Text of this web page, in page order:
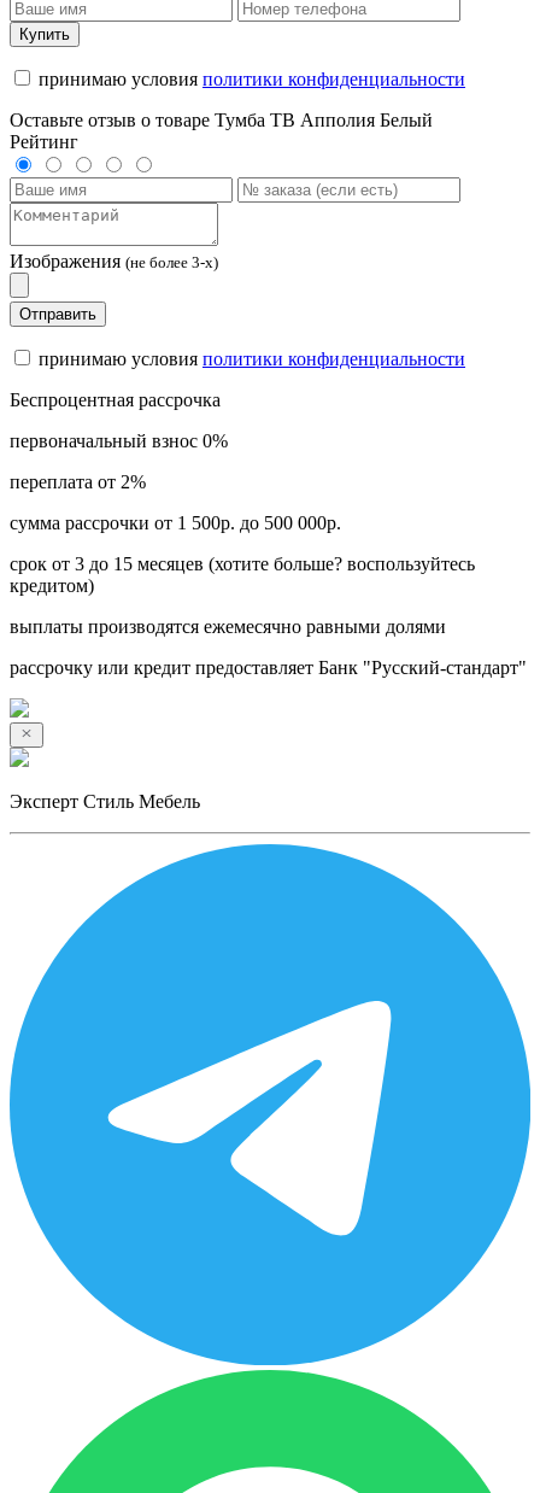
Купить
принимаю условия политики конфиденциальности
Оставьте отзыв о товаре Тумба ТВ Апполия Белый
Рейтинг
Изображения (не более 3-х)
Отправить
принимаю условия политики конфиденциальности
Беспроцентная рассрочка
первоначальный взнос 0%
переплата от 2%
сумма рассрочки от 1 500р. до 500 000р.
срок от 3 до 15 месяцев (хотите больше? воспользуйтесь
кредитом)
выплаты производятся ежемесячно равными долями
рассрочку или кредит предоставляет Банк "Русский-стандарт"
Эксперт Стиль Мебель